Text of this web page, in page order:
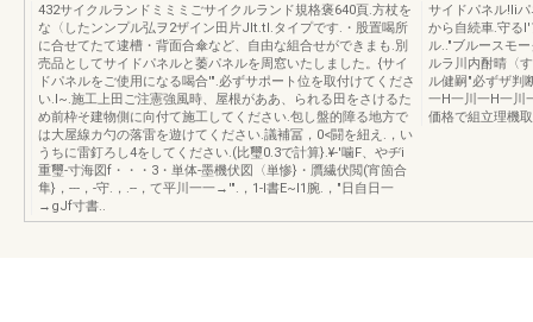
432サイクルランドミミミごサイクルランド規格褒640頁.方杖を
な〈したンンプル弘ヲ2ザイン田片JIt.tl.タイプです.・股置喝所
に合せてたて逮槽・背面合傘など、自由な組合せができまも.別
売品としてサイドパネルと萎パネルを周窓いたしました。{サイ
ドパネルをご使用になる喝合'".必ずサポート位を取付けてくださ
い.l~.施工上田ご注憲強風時、屋根がああ、られる田をさけるた
め前枠そ建物側に向付て施工してください.包し盤的障る地方で
は大屋線カ勺の落雷を遊けてください.議補冨，0<闘を紐え.，い
うちに雷釘ろし4をしてください.(比璽0.3で計算}.¥-'噛F、やヂi
重璽-寸海図f・・・3・単体-墨機伏図〈単惨}・贋繊伏閲(宵箇合
隼}，---，-守.，.--，て平川一一→'".，1-I書E~I1腕.，"日自日一
→gJf寸書..
サイドパネル!Ii
から自続車.守る
ル.."ブルースモ
ルラ川内酎晴〈
ル健嗣"必ずザ判
一H一川一H一川
価格で組立理機